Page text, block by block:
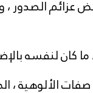
عزائم الصدور ،
كان لنفسه
الألوهية ،